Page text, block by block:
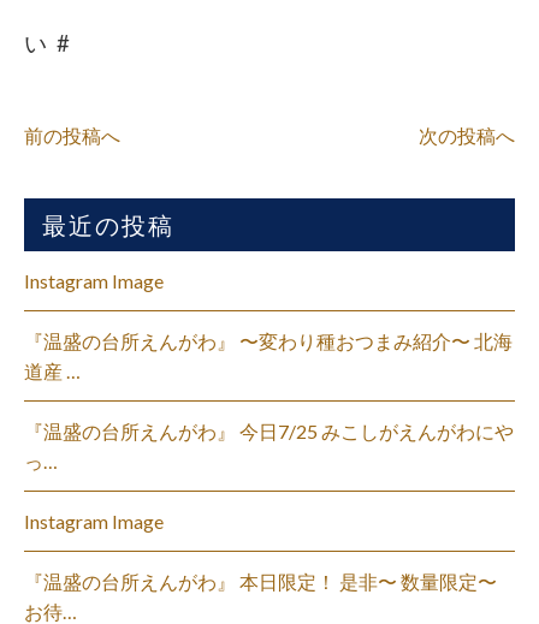
い #
前の投稿へ 次の投稿へ
最近の投稿
Instagram Image
『温盛の台所えんがわ』 〜変わり種おつまみ紹介〜 北海
道産 …
『温盛の台所えんがわ』 今日7/25 みこしがえんがわにや
っ…
Instagram Image
『温盛の台所えんがわ』 本日限定！ 是非〜 数量限定〜
お待…